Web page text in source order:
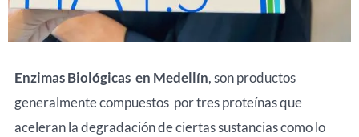
Enzimas Biológicas en Medellín, son productos
generalmente compuestos por tres proteínas que
aceleran la degradación de ciertas sustancias como lo